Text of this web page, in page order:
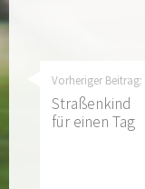
Vorheriger Beitrag:
Straßenkind
für einen Tag